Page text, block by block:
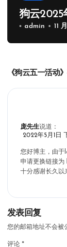
狗云2025
admin 11
《狗云五一活动
庞先生说道：
2022年5月1日
您好博主，由于
申请更换链接为
十分感谢长久以
发表回复
您的邮箱地址不会被
评论 *